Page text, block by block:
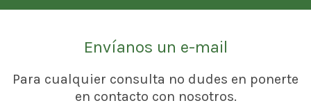
Envíanos un e-mail
Para cualquier consulta no dudes en ponerte
en contacto con nosotros.